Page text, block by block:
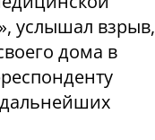
услышал взрыв,
дома в